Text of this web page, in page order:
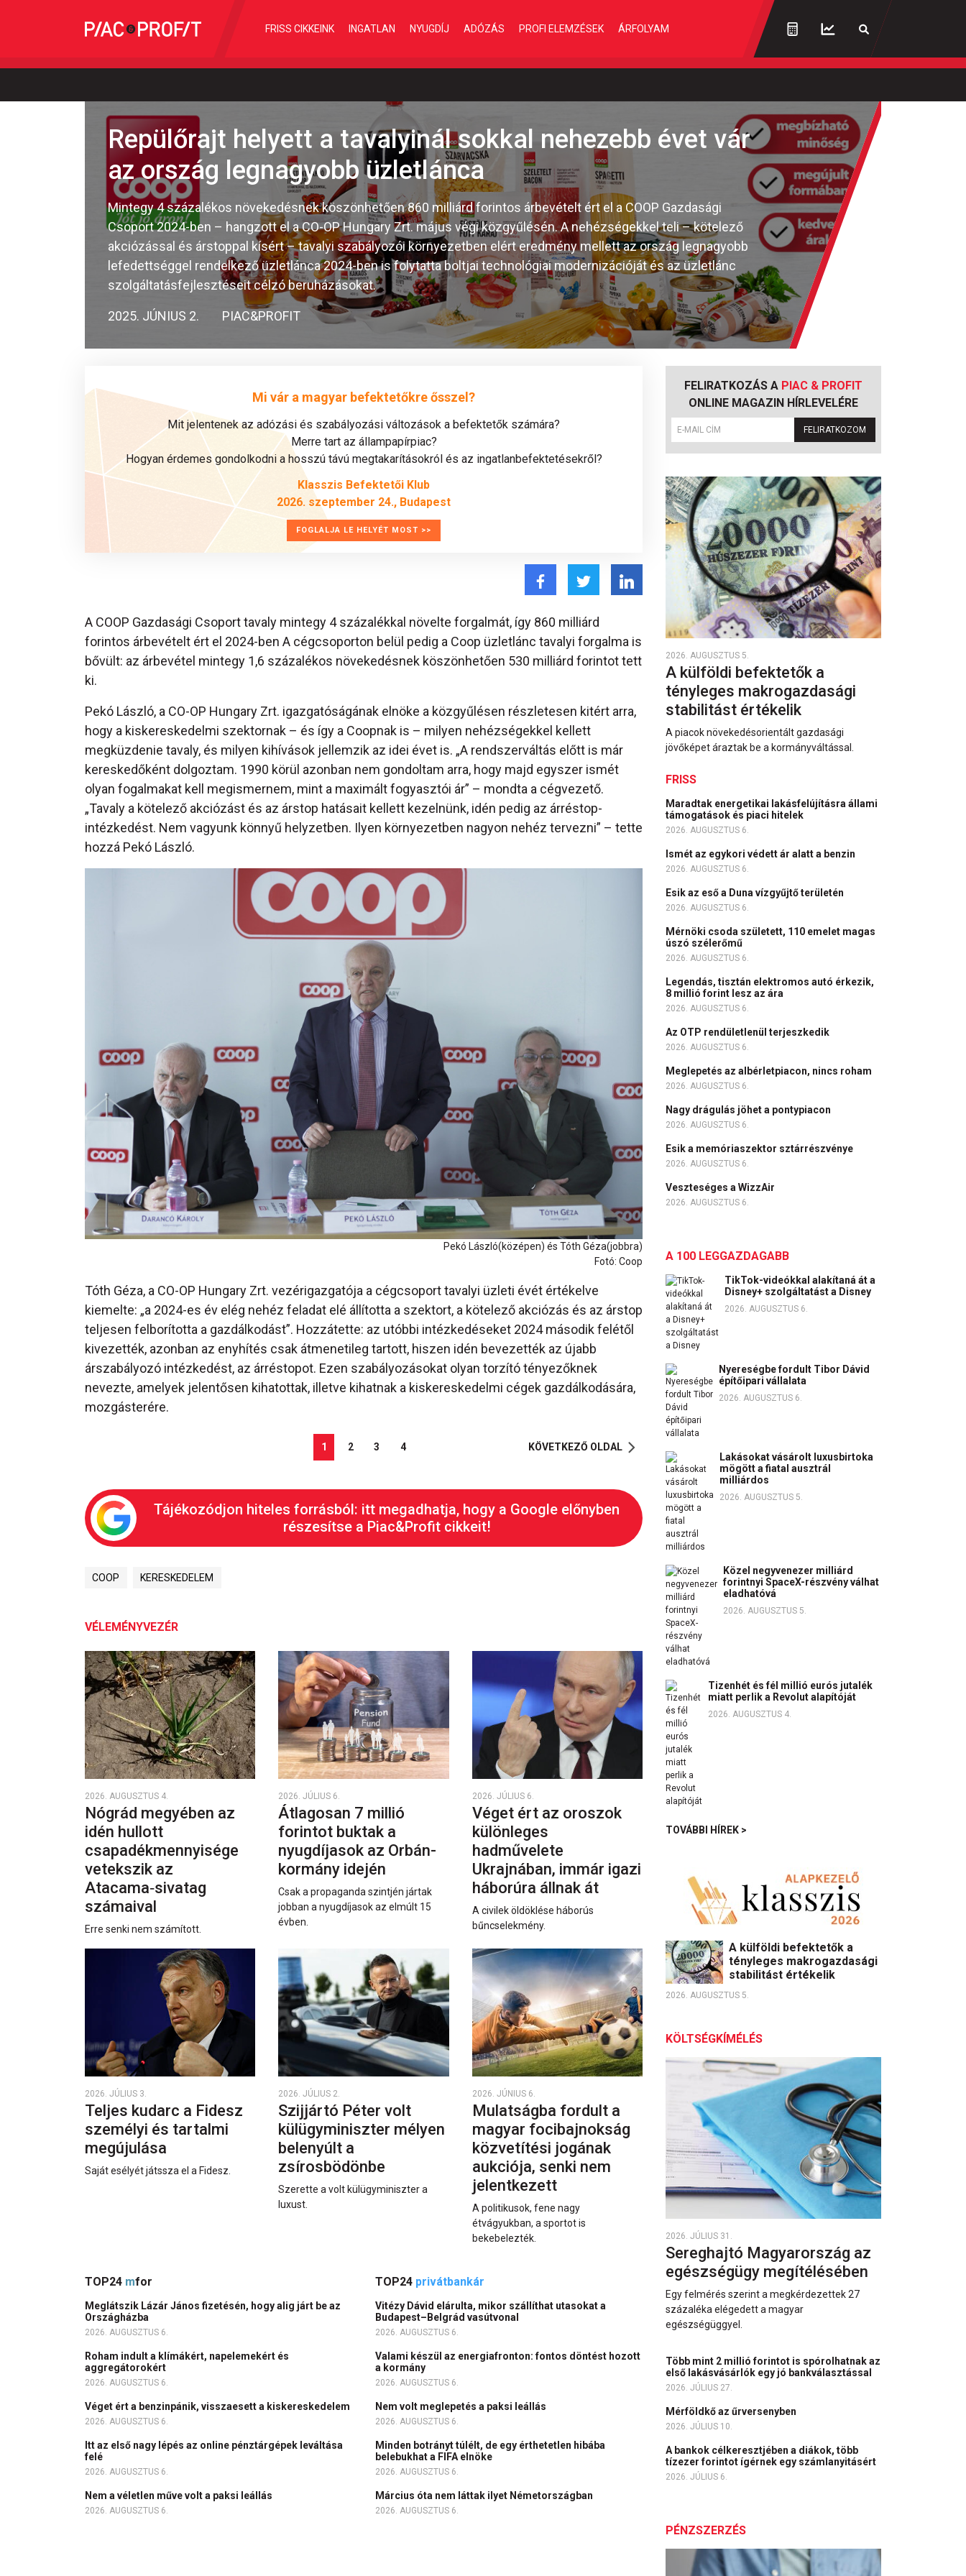
FRISS CIKKEINK INGATLAN NYUGDÍJ ADÓZÁS PROFI ELEMZÉSEK ÁRFOLYAM
Repülőrajt helyett a tavalyinál sokkal nehezebb évet vár
az ország legnagyobb üzletlánca
Mintegy 4 százalékos növekedésnek köszönhetően 860 milliárd forintos árbevételt ért el a COOP Gazdasági
Csoport 2024-ben – hangzott el a CO-OP Hungary Zrt. május végi közgyűlésén. A nehézségekkel teli – kötelező
akciózással és árstoppal kísért – tavalyi szabályozói környezetben elért eredmény mellett az ország legnagyobb
lefedettséggel rendelkező üzletlánca 2024-ben is folytatta boltjai technológiai modernizációját és az üzletlánc
szolgáltatásfejlesztéseit célzó beruházásokat.
2025. JÚNIUS 2. PIAC&PROFIT
Mi vár a magyar befektetőkre ősszel?
Mit jelentenek az adózási és szabályozási változások a befektetők számára?
Merre tart az állampapírpiac?
Hogyan érdemes gondolkodni a hosszú távú megtakarításokról és az ingatlanbefektetésekről?
Klasszis Befektetői Klub
2026. szeptember 24., Budapest
FOGLALJA LE HELYÉT MOST >>
A COOP Gazdasági Csoport tavaly mintegy 4 százalékkal növelte forgalmát, így 860 milliárd
forintos árbevételt ért el 2024-ben A cégcsoporton belül pedig a Coop üzletlánc tavalyi forgalma is
bővült: az árbevétel mintegy 1,6 százalékos növekedésnek köszönhetően 530 milliárd forintot tett
ki.
Pekó László, a CO-OP Hungary Zrt. igazgatóságának elnöke a közgyűlésen részletesen kitért arra,
hogy a kiskereskedelmi szektornak – és így a Coopnak is – milyen nehézségekkel kellett
megküzdenie tavaly, és milyen kihívások jellemzik az idei évet is. „A rendszerváltás előtt is már
kereskedőként dolgoztam. 1990 körül azonban nem gondoltam arra, hogy majd egyszer ismét
olyan fogalmakat kell megismernem, mint a maximált fogyasztói ár” – mondta a cégvezető.
„Tavaly a kötelező akciózást és az árstop hatásait kellett kezelnünk, idén pedig az árréstop-
intézkedést. Nem vagyunk könnyű helyzetben. Ilyen környezetben nagyon nehéz tervezni” – tette
hozzá Pekó László.
Pekó László(középen) és Tóth Géza(jobbra)
Fotó: Coop
Tóth Géza, a CO-OP Hungary Zrt. vezérigazgatója a cégcsoport tavalyi üzleti évét értékelve
kiemelte: „a 2024-es év elég nehéz feladat elé állította a szektort, a kötelező akciózás és az árstop
teljesen felborította a gazdálkodást”. Hozzátette: az utóbbi intézkedéseket 2024 második felétől
kivezették, azonban az enyhítés csak átmenetileg tartott, hiszen idén bevezették az újabb
árszabályozó intézkedést, az árréstopot. Ezen szabályozásokat olyan torzító tényezőknek
nevezte, amelyek jelentősen kihatottak, illetve kihatnak a kiskereskedelmi cégek gazdálkodására,
mozgásterére.
1 2 3 4 KÖVETKEZŐ OLDAL
Tájékozódjon hiteles forrásból: itt megadhatja, hogy a Google előnyben
részesítse a Piac&Profit cikkeit!
COOP KERESKEDELEM
VÉLEMÉNYVEZÉR
2026. AUGUSZTUS 4.
Nógrád megyében az
idén hullott
csapadékmennyisége
vetekszik az
Atacama‑sivatag
számaival
Erre senki nem számított.
2026. JÚLIUS 6.
Átlagosan 7 millió
forintot buktak a
nyugdíjasok az Orbán-
kormány idején
Csak a propaganda szintjén jártak
jobban a nyugdíjasok az elmúlt 15
évben.
2026. JÚLIUS 6.
Véget ért az oroszok
különleges
hadművelete
Ukrajnában, immár igazi
háborúra állnak át
A civilek öldöklése háborús
bűncselekmény.
2026. JÚLIUS 3.
Teljes kudarc a Fidesz
személyi és tartalmi
megújulása
Saját esélyét játssza el a Fidesz.
2026. JÚLIUS 2.
Szijjártó Péter volt
külügyminiszter mélyen
belenyúlt a
zsírosbödönbe
Szerette a volt külügyminiszter a
luxust.
2026. JÚNIUS 6.
Mulatságba fordult a
magyar focibajnokság
közvetítési jogának
aukciója, senki nem
jelentkezett
A politikusok, fene nagy
étvágyukban, a sportot is
bekebelezték.
TOP24 mfor
Meglátszik Lázár János fizetésén, hogy alig járt be az
Országházba
2026. AUGUSZTUS 6.
Roham indult a klímákért, napelemekért és
aggregátorokért
2026. AUGUSZTUS 6.
Véget ért a benzinpánik, visszaesett a kiskereskedelem
2026. AUGUSZTUS 6.
Itt az első nagy lépés az online pénztárgépek leváltása
felé
2026. AUGUSZTUS 6.
Nem a véletlen műve volt a paksi leállás
2026. AUGUSZTUS 6.
TOP24 privátbankár
Vitézy Dávid elárulta, mikor szállíthat utasokat a
Budapest–Belgrád vasútvonal
2026. AUGUSZTUS 6.
Valami készül az energiafronton: fontos döntést hozott
a kormány
2026. AUGUSZTUS 6.
Nem volt meglepetés a paksi leállás
2026. AUGUSZTUS 6.
Minden botrányt túlélt, de egy érthetetlen hibába
belebukhat a FIFA elnöke
2026. AUGUSZTUS 6.
Március óta nem láttak ilyet Németországban
2026. AUGUSZTUS 6.
FELIRATKOZÁS A PIAC & PROFIT
ONLINE MAGAZIN HÍRLEVELÉRE
FELIRATKOZOM
2026. AUGUSZTUS 5.
A külföldi befektetők a
tényleges makrogazdasági
stabilitást értékelik
A piacok növekedésorientált gazdasági
jövőképet áraztak be a kormányváltással.
FRISS
Maradtak energetikai lakásfelújításra állami
támogatások és piaci hitelek
2026. AUGUSZTUS 6.
Ismét az egykori védett ár alatt a benzin
2026. AUGUSZTUS 6.
Esik az eső a Duna vízgyűjtő területén
2026. AUGUSZTUS 6.
Mérnöki csoda született, 110 emelet magas
úszó szélerőmű
2026. AUGUSZTUS 6.
Legendás, tisztán elektromos autó érkezik,
8 millió forint lesz az ára
2026. AUGUSZTUS 6.
Az OTP rendületlenül terjeszkedik
2026. AUGUSZTUS 6.
Meglepetés az albérletpiacon, nincs roham
2026. AUGUSZTUS 6.
Nagy drágulás jöhet a pontypiacon
2026. AUGUSZTUS 6.
Esik a memóriaszektor sztárrészvénye
2026. AUGUSZTUS 6.
Veszteséges a WizzAir
2026. AUGUSZTUS 6.
A 100 LEGGAZDAGABB
TikTok-videókkal alakítaná át a
Disney+ szolgáltatást a Disney
2026. AUGUSZTUS 6.
Nyereségbe fordult Tibor Dávid
építőipari vállalata
2026. AUGUSZTUS 6.
Lakásokat vásárolt luxusbirtoka
mögött a fiatal ausztrál
milliárdos
2026. AUGUSZTUS 5.
Közel negyvenezer milliárd
forintnyi SpaceX-részvény válhat
eladhatóvá
2026. AUGUSZTUS 5.
Tizenhét és fél millió eurós jutalék
miatt perlik a Revolut alapítóját
2026. AUGUSZTUS 4.
TOVÁBBI HÍREK >
A külföldi befektetők a
tényleges makrogazdasági
stabilitást értékelik
2026. AUGUSZTUS 5.
KÖLTSÉGKÍMÉLÉS
2026. JÚLIUS 31.
Sereghajtó Magyarország az
egészségügy megítélésében
Egy felmérés szerint a megkérdezettek 27
százaléka elégedett a magyar
egészségüggyel.
Több mint 2 millió forintot is spórolhatnak az
első lakásvásárlók egy jó bankválasztással
2026. JÚLIUS 27.
Mérföldkő az űrversenyben
2026. JÚLIUS 10.
A bankok célkeresztjében a diákok, több
tízezer forintot ígérnek egy számlanyitásért
2026. JÚLIUS 6.
PÉNZSZERZÉS